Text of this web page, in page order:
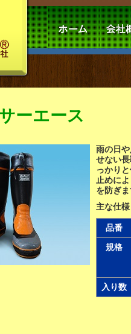
ーエース
雨の日
せない
っかり
止めに
を防ぎ
主な仕様
品番
規格
入り数